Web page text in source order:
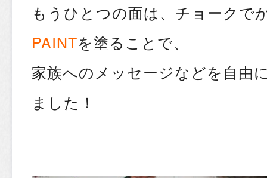
もうひとつの面は、チョークで
PAINTを塗ることで、
家族へのメッセージなどを自由
ました！